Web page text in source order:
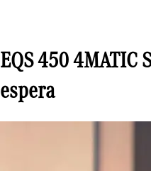
EQS 450 4MATIC
espera